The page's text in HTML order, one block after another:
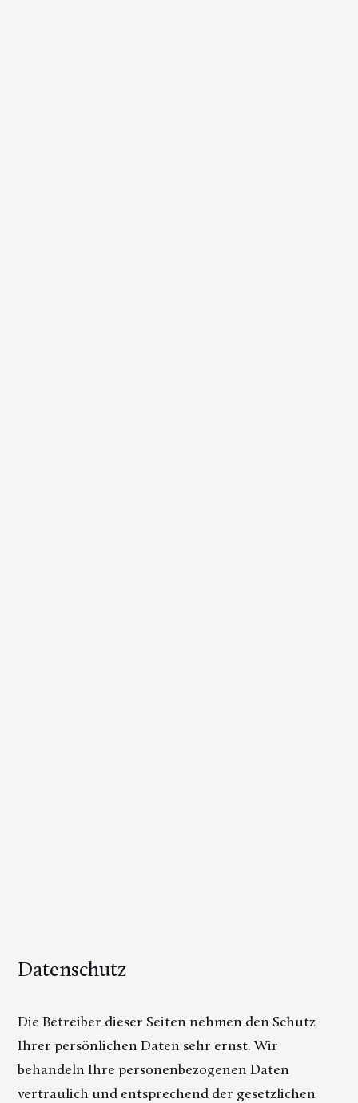
Datenschutz
Die Betreiber dieser Seiten nehmen den Schutz
Ihrer persönlichen Daten sehr ernst. Wir
behandeln Ihre personenbezogenen Daten
vertraulich und entsprechend der gesetzlichen